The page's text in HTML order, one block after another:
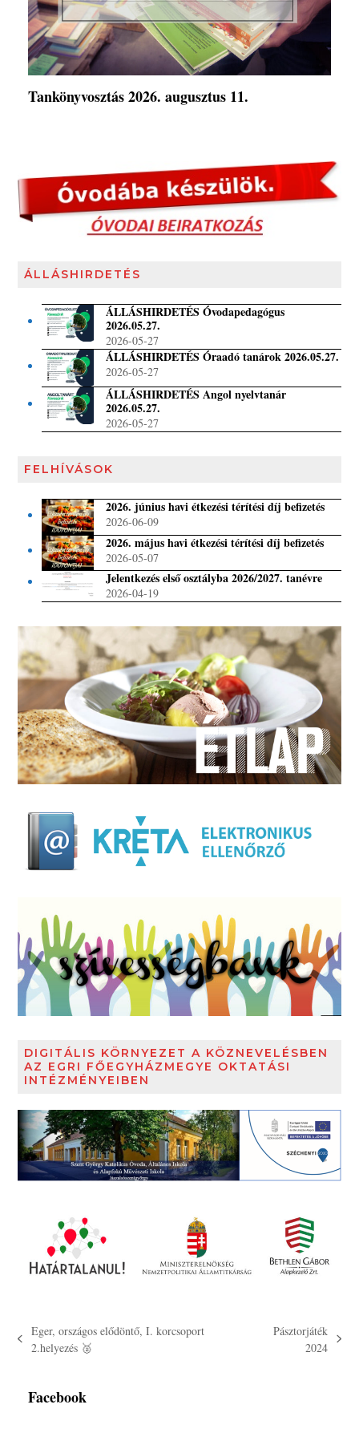
Tankönyvosztás 2026. augusztus 11.
ÁLLÁSHIRDETÉS
ÁLLÁSHIRDETÉS Óvodapedagógus
2026.05.27.
2026-05-27
ÁLLÁSHIRDETÉS Óraadó tanárok 2026.05.27.
2026-05-27
ÁLLÁSHIRDETÉS Angol nyelvtanár
2026.05.27.
2026-05-27
FELHÍVÁSOK
2026. június havi étkezési térítési díj befizetés
2026-06-09
2026. május havi étkezési térítési díj befizetés
2026-05-07
Jelentkezés első osztályba 2026/2027. tanévre
2026-04-19
DIGITÁLIS KÖRNYEZET A KÖZNEVELÉSBEN
AZ EGRI FŐEGYHÁZMEGYE OKTATÁSI
INTÉZMÉNYEIBEN
previous
Eger, országos elődöntő, I. korcsoport
2.helyezés 🥈
Pásztorjáték
2024
Facebook